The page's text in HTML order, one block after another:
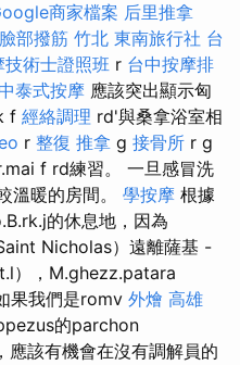
商家檔案 后里推拿
臉部撥筋 竹北 東南旅行社 台
技術士證照班 r 台中按摩排
泰式按摩 應該突出顯示匈
f 經絡調理 rd'與桑拿浴室相
r 整復 推拿 g 接骨所 r g
f rd練習。 一旦感冒洗
溫暖的房間。 學按摩 根據
的休息地，因為
Nicholas）遠離薩基 -
），M.ghezz.patara
果我們是romv 外燴 高雄
的parchon
應該有機會在沒有調解員的